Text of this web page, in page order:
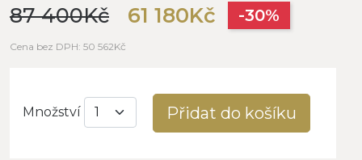
87 400Kč 61 180Kč -30%
Cena bez DPH: 50 562Kč
Množství Přidat do košíku